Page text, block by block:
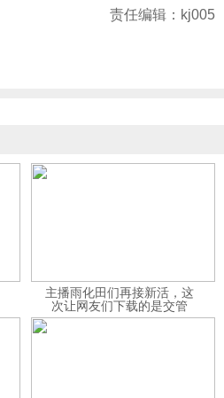
责任编辑：kj005
主播雨化田们再接新活，这
次让网友们下载的是交管
12123APP